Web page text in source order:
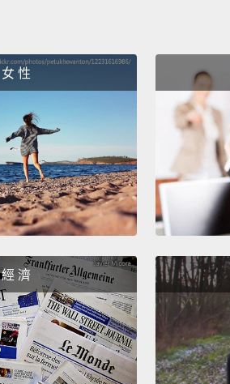
children becoming doctors is the
turn it around in one generation.
respectability, instant money.
narrative around. Boom!
Started
we're here. We doctors!
因為如果你是第一代移民，要在這
叫小孩去當醫生。立刻就有名有利
大翻身。砰!從底層開始爬，現在就
麼樣!
And it's also weird because
last group of people
you can
doctor. These f**king people will
女 性
經 濟